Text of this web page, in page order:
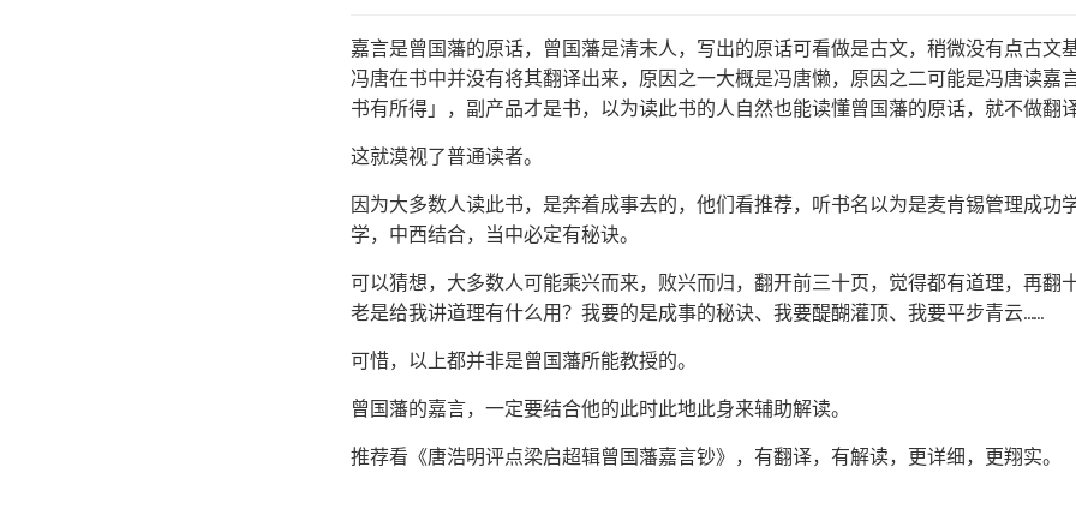
嘉言是曾国藩的原话，曾国藩是清末人，写出的原话可看做是古文，稍微没有点古文
冯唐在书中并没有将其翻译出来，原因之一大概是冯唐懒，原因之二可能是冯唐读嘉
书有所得」，副产品才是书，以为读此书的人自然也能读懂曾国藩的原话，就不做翻译
这就漠视了普通读者。
因为大多数人读此书，是奔着成事去的，他们看推荐，听书名以为是麦肯锡管理成功
学，中西结合，当中必定有秘诀。
可以猜想，大多数人可能乘兴而来，败兴而归，翻开前三十页，觉得都有道理，再翻
老是给我讲道理有什么用？我要的是成事的秘诀、我要醍醐灌顶、我要平步青云……
可惜，以上都并非是曾国藩所能教授的。
曾国藩的嘉言，一定要结合他的此时此地此身来辅助解读。
推荐看《唐浩明评点梁启超辑曾国藩嘉言钞》，有翻译，有解读，更详细，更翔实。